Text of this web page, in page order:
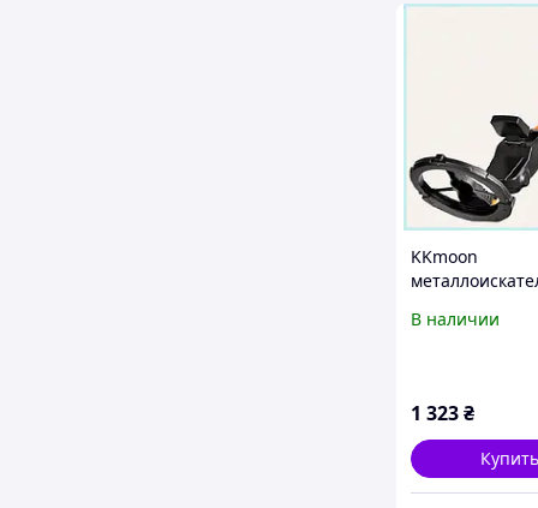
KKmoon
точного поиска
В наличии
1 323₴
Купить